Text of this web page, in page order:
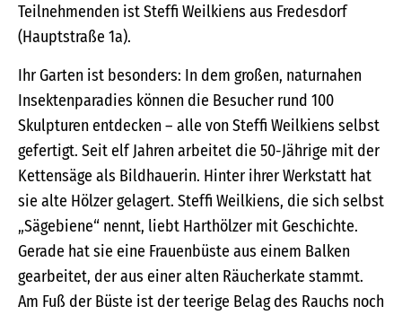
Teilnehmenden ist Steffi Weilkiens aus Fredesdorf
(Hauptstraße 1a).
Ihr Garten ist besonders: In dem großen, naturnahen
Insektenparadies können die Besucher rund 100
Skulpturen entdecken – alle von Steffi Weilkiens selbst
gefertigt. Seit elf Jahren arbeitet die 50-Jährige mit der
Kettensäge als Bildhauerin. Hinter ihrer Werkstatt hat
sie alte Hölzer gelagert. Steffi Weilkiens, die sich selbst
„Sägebiene“ nennt, liebt Harthölzer mit Geschichte.
Gerade hat sie eine Frauenbüste aus einem Balken
gearbeitet, der aus einer alten Räucherkate stammt.
Am Fuß der Büste ist der teerige Belag des Rauchs noch